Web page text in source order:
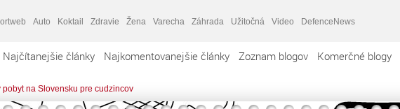
Auto Koktail Zdravie Žena Varecha Záhrada Užitočná Video DefenceNews
Najčítanejšie články Najkomentovanejšie články Zoznam blogov Komerčné blogy
pobyt na Slovensku pre cudzincov